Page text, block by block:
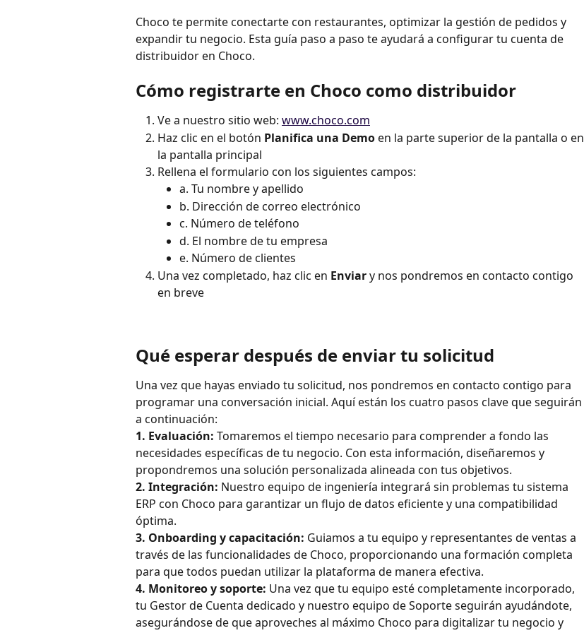
Choco te permite conectarte con restaurantes, optimizar la gestión de pedidos y
expandir tu negocio. Esta guía paso a paso te ayudará a configurar tu cuenta de
distribuidor en Choco.
Cómo registrarte en Choco como distribuidor
Ve a nuestro sitio web: www.choco.com
Haz clic en el botón Planifica una Demo en la parte superior de la pantalla o en
la pantalla principal
Rellena el formulario con los siguientes campos:
a. Tu nombre y apellido
b. Dirección de correo electrónico
c. Número de teléfono
d. El nombre de tu empresa
e. Número de clientes
Una vez completado, haz clic en Enviar y nos pondremos en contacto contigo
en breve
Qué esperar después de enviar tu solicitud
Una vez que hayas enviado tu solicitud, nos pondremos en contacto contigo para
programar una conversación inicial. Aquí están los cuatro pasos clave que seguirán
a continuación:
1. Evaluación: Tomaremos el tiempo necesario para comprender a fondo las
necesidades específicas de tu negocio. Con esta información, diseñaremos y
propondremos una solución personalizada alineada con tus objetivos.
2. Integración: Nuestro equipo de ingeniería integrará sin problemas tu sistema
ERP con Choco para garantizar un flujo de datos eficiente y una compatibilidad
óptima.
3. Onboarding y capacitación: Guiamos a tu equipo y representantes de ventas a
través de las funcionalidades de Choco, proporcionando una formación completa
para que todos puedan utilizar la plataforma de manera efectiva.
4. Monitoreo y soporte: Una vez que tu equipo esté completamente incorporado,
tu Gestor de Cuenta dedicado y nuestro equipo de Soporte seguirán ayudándote,
asegurándose de que aproveches al máximo Choco para digitalizar tu negocio y